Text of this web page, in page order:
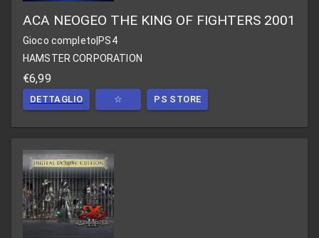
ACA NEOGEO THE KING OF FIGHTERS 2001
Gioco completo PS4
HAMSTER CORPORATION
€6,99
DETTAGLIO ☆ PS STORE